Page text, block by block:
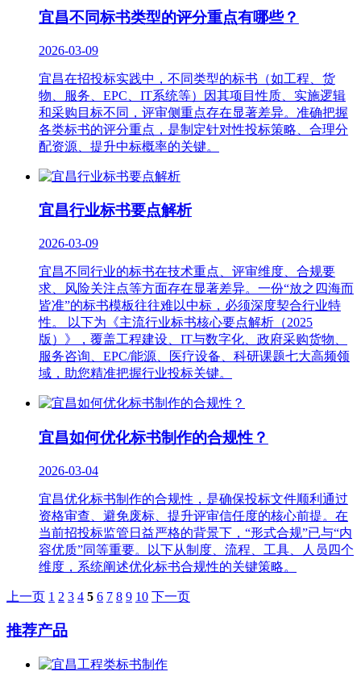
宜昌不同标书类型的评分重点有哪些？
2026-03-09
宜昌在招投标实践中，不同类型的标书（如工程、货
物、服务、EPC、IT系统等）因其项目性质、实施逻辑
和采购目标不同，评审侧重点存在显著差异。准确把握
各类标书的评分重点，是制定针对性投标策略、合理分
配资源、提升中标概率的关键。
宜昌‌行业标书要点解析‌
2026-03-09
宜昌不同行业的标书在技术重点、评审维度、合规要
求、风险关注点等方面存在显著差异。一份“放之四海而
皆准”的标书模板往往难以中标，必须深度契合行业特
性。 以下为《主流行业标书核心要点解析（2025
版）》，覆盖工程建设、IT与数字化、政府采购货物、
服务咨询、EPC/能源、医疗设备、科研课题七大高频领
域，助您精准把握行业投标关键。
宜昌如何优化标书制作的合规性？
2026-03-04
宜昌优化标书制作的合规性，是确保投标文件顺利通过
资格审查、避免废标、提升评审信任度的核心前提。在
当前招投标监管日益严格的背景下，“形式合规”已与“内
容优质”同等重要。以下从制度、流程、工具、人员四个
维度，系统阐述优化标书合规性的关键策略。
上一页 1 2 3 4 5 6 7 8 9 10 下一页
推荐产品